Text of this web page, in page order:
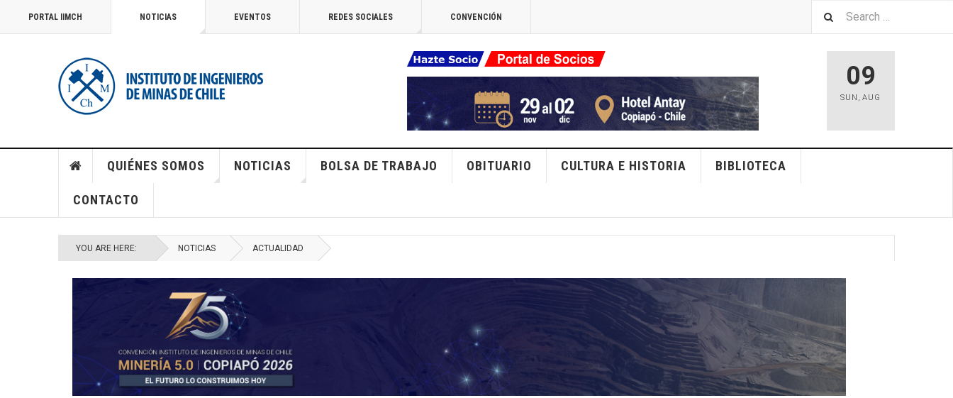
PORTAL IIMCH NOTICIAS EVENTOS REDES SOCIALES CONVENCIÓN
09
SUN ,AUG
QUIÉNES SOMOS NOTICIAS BOLSA DE TRABAJO OBITUARIO CULTURA E HISTORIA BIBLIOTECA
CONTACTO
YOU ARE HERE: NOTICIAS ACTUALIDAD